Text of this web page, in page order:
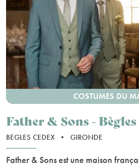
COSTUMES DU
Father & Sons - Bègles
BEGLES CEDEX • GIRONDE
Father & Sons est une maison